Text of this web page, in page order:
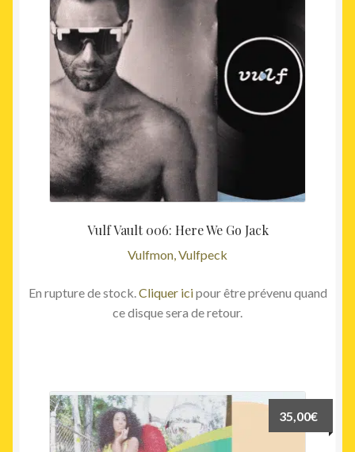
Vulf Vault 006: Here We Go Jack
Vulfmon, Vulfpeck
En rupture de stock. Cliquer icipour être prévenu quand
ce disque sera de retour.
35,00€